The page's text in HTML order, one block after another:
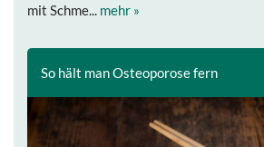
mit Schme... mehr »
So hält man Osteoporose fern